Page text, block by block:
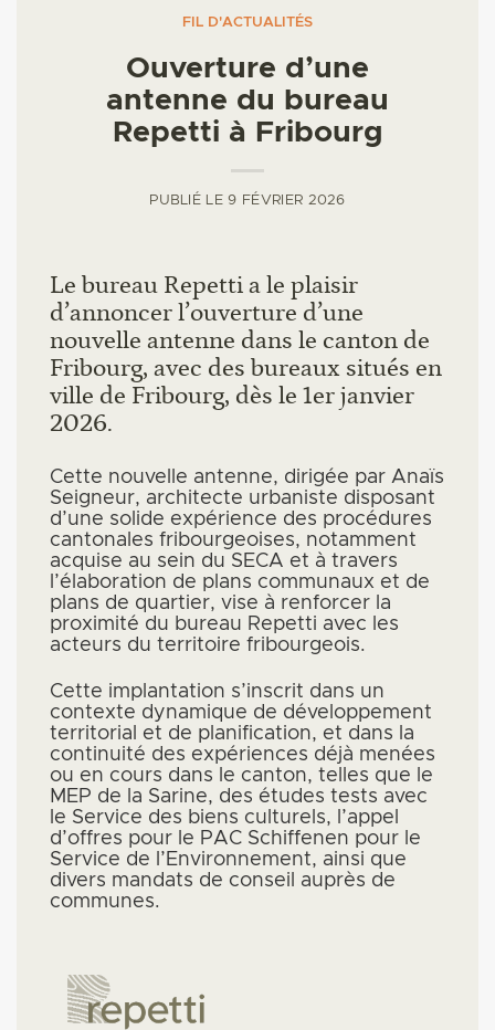
FIL D'ACTUALITÉS
Ouverture d’une
antenne du bureau
Repetti à Fribourg
PUBLIÉ LE 9 FÉVRIER 2026
Le bureau Repetti a le plaisir
d’annoncer l’ouverture d’une
nouvelle antenne dans le canton de
Fribourg, avec des bureaux situés en
ville de Fribourg, dès le 1er janvier
2026.
Cette nouvelle antenne, dirigée par Anaïs
Seigneur, architecte urbaniste disposant
d’une solide expérience des procédures
cantonales fribourgeoises, notamment
acquise au sein du SECA et à travers
l’élaboration de plans communaux et de
plans de quartier, vise à renforcer la
proximité du bureau Repetti avec les
acteurs du territoire fribourgeois.
Cette implantation s’inscrit dans un
contexte dynamique de développement
territorial et de planification, et dans la
continuité des expériences déjà menées
ou en cours dans le canton, telles que le
MEP de la Sarine, des études tests avec
le Service des biens culturels, l’appel
d’offres pour le PAC Schiffenen pour le
Service de l’Environnement, ainsi que
divers mandats de conseil auprès de
communes.